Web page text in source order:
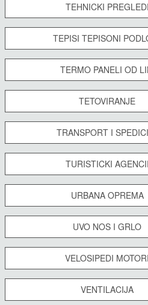
TEHNICKI PREGLEDI
TEPISI TEPISONI
TERMO PANELI OD
TETOVIRANJE
TRANSPORT I
TURISTICKI AGENCII
URBANA OPREMA
UVO NOS I GRLO
VELOSIPEDI MOTORI
VENTILACIJA